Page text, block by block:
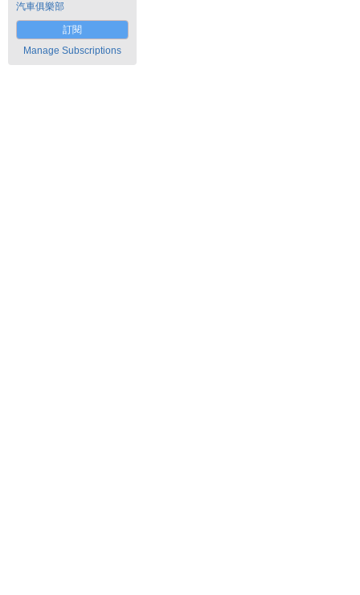
汽車俱樂部
訂閱
Manage Subscriptions